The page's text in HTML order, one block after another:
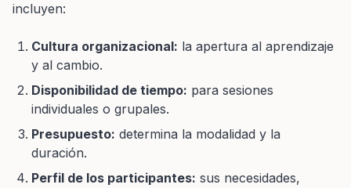
incluyen:
Cultura organizacional: la apertura al aprendizaje
y al cambio.
Disponibilidad de tiempo: para sesiones
individuales o grupales.
Presupuesto: determina la modalidad y la
duración.
Perfil de los participantes: sus necesidades,